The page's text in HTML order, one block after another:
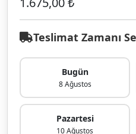
Teslimat Zamanı
Bugün
8 Ağustos
Pazartesi
10 Ağustos